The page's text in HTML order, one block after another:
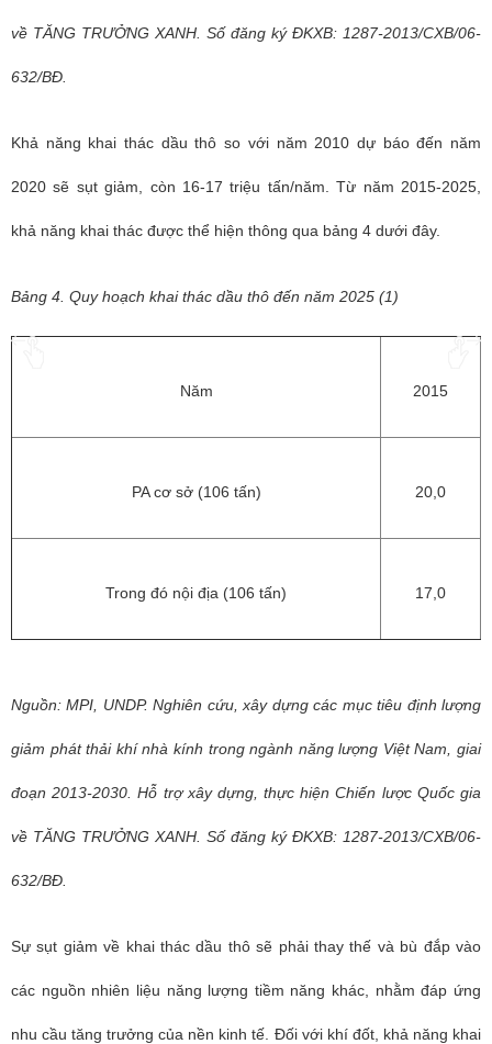
về TĂNG TRƯỞNG XANH. Số đăng ký ĐKXB: 1287-2013/CXB/06-
632/BĐ.
Khả năng khai thác dầu thô so với năm 2010 dự báo đến năm
2020 sẽ sụt giảm, còn 16-17 triệu tấn/năm. Từ năm 2015-2025,
khả năng khai thác được thể hiện thông qua bảng 4 dưới đây.
Bảng 4. Quy hoạch khai thác dầu thô đến năm 2025 (1)
Năm 2015
PA cơ sở (106 tấn) 20,0
Trong đó nội địa (106 tấn) 17,0
Nguồn: MPI, UNDP. Nghiên cứu, xây dựng các mục tiêu định lượng
giảm phát thải khí nhà kính trong ngành năng lượng Việt Nam, giai
đoạn 2013-2030. Hỗ trợ xây dựng, thực hiện Chiến lược Quốc gia
về TĂNG TRƯỞNG XANH. Số đăng ký ĐKXB: 1287-2013/CXB/06-
632/BĐ.
Sự sụt giảm về khai thác dầu thô sẽ phải thay thế và bù đắp vào
các nguồn nhiên liệu năng lượng tiềm năng khác, nhằm đáp ứng
nhu cầu tăng trưởng của nền kinh tế. Đối với khí đốt, khả năng khai